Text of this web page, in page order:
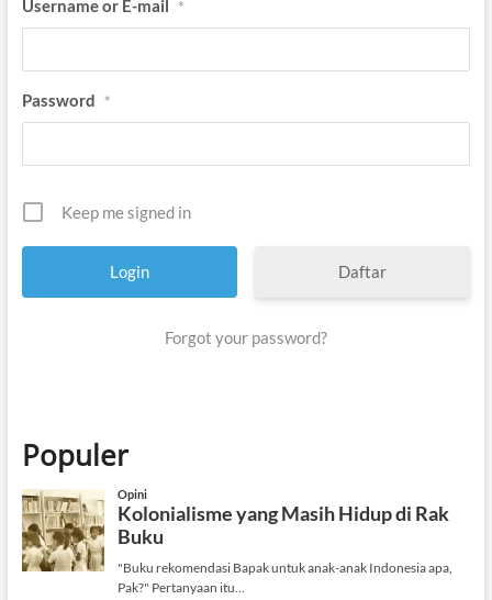
t
i
Username or E-mail *
Password *
Keep me signed in
Daftar
Forgot your password?
Populer